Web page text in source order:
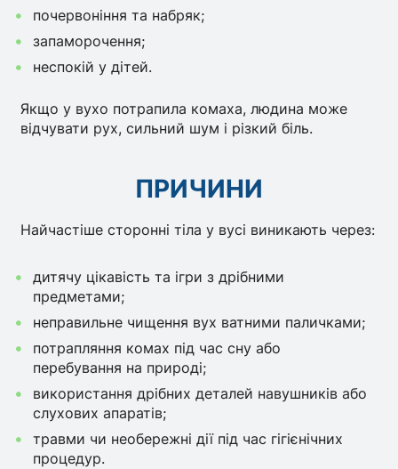
почервоніння та набряк;
запаморочення;
неспокій у дітей.
Якщо у вухо потрапила комаха, людина може
відчувати рух, сильний шум і різкий біль.
ПРИЧИНИ
Найчастіше сторонні тіла у вусі виникають через:
дитячу цікавість та ігри з дрібними
предметами;
неправильне чищення вух ватними паличками;
потрапляння комах під час сну або
перебування на природі;
використання дрібних деталей навушників або
слухових апаратів;
травми чи необережні дії під час гігієнічних
процедур.